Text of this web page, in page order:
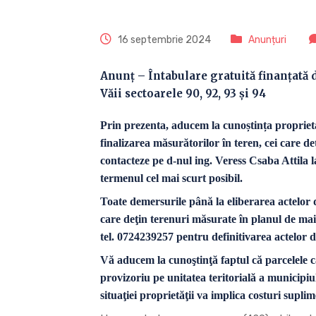
16 septembrie 2024 Anunțuri
Anunț – Întabulare gratuită finanțată
Văii sectoarele 90, 92, 93 și 94
Prin prezenta, aducem la cunoștința
finalizarea măsurătorilor în teren, cei care
contacteze pe d-nul ing. Veress Csaba Attila
termenul cel mai scurt posibil.
Toate demersurile până la eliberarea
care deţin terenuri măsurate în planul de
tel. 0724239257 pentru definitivarea actelor
Vă aducem la cunoştinţă faptul că parcelele
provizoriu pe unitatea teritorială a
situaţiei proprietăţii va implica costuri